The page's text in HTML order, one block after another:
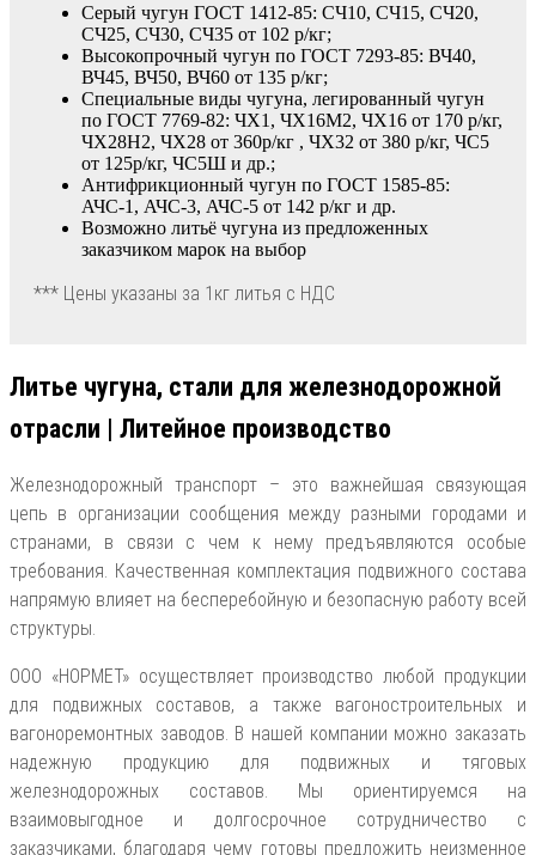
Серый чугун ГОСТ 1412-85: СЧ10, СЧ15, СЧ20,
СЧ25, СЧ30, СЧ35 от 102 р/кг;
Высокопрочный чугун по ГОСТ 7293-85: ВЧ40,
ВЧ45, ВЧ50, ВЧ60 от 135 р/кг;
Специальные виды чугуна, легированный чугун
по ГОСТ 7769-82: ЧХ1, ЧХ16М2, ЧХ16 от 170 р/кг,
ЧХ28Н2, ЧХ28 от 360р/кг , ЧХ32 от 380 р/кг, ЧС5
от 125р/кг, ЧС5Ш и др.;
Антифрикционный чугун по ГОСТ 1585-85:
АЧС-1, АЧС-3, АЧС-5 от 142 р/кг и др.
Возможно литьё чугуна из предложенных
заказчиком марок на выбор
*** Цены указаны за 1кг литья с НДС
Литье чугуна, стали для железнодорожной
отрасли | Литейное производство
Железнодорожный транспорт – это важнейшая связующая
цепь в организации сообщения между разными городами и
странами, в связи с чем к нему предъявляются особые
требования. Качественная комплектация подвижного состава
напрямую влияет на бесперебойную и безопасную работу всей
структуры.
ООО «НОРМЕТ» осуществляет производство любой продукции
для подвижных составов, а также вагоностроительных и
вагоноремонтных заводов. В нашей компании можно заказать
надежную продукцию для подвижных и тяговых
железнодорожных составов. Мы ориентируемся на
взаимовыгодное и долгосрочное сотрудничество с
заказчиками, благодаря чему готовы предложить неизменное